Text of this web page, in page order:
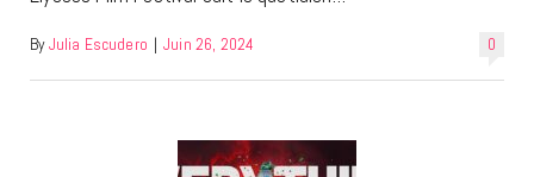
0
By Julia Escudero | Juin 26, 2024